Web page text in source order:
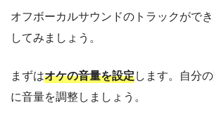
オフボーカルサウンドのトラックがで
してみましょう。
まずはオケの音量を設定します。自分
に音量を調整しましょう。